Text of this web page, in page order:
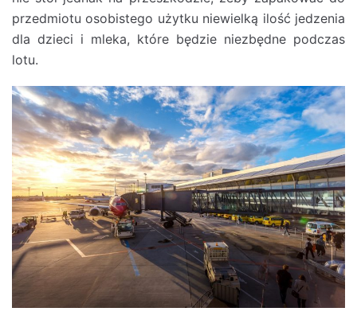
przedmiotu osobistego użytku niewielką ilość jedzenia
dla dzieci i mleka, które będzie niezbędne podczas
lotu.